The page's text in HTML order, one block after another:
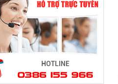
HOTLINE
0386 155 966